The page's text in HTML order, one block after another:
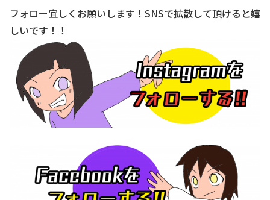
フォロー宜しくお願いします！SNSで拡散して頂けると嬉
しいです！！